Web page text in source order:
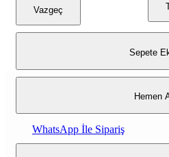
Vazgeç
Sepete
Hemen
WhatsApp İle Sipariş